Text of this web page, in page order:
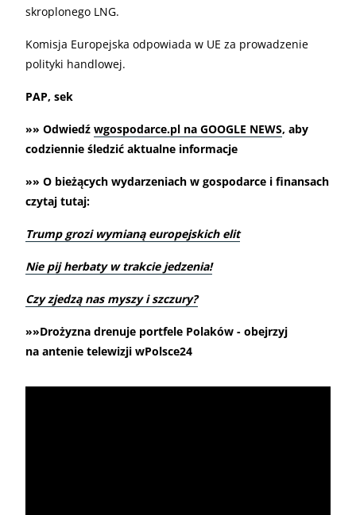
skroplonego LNG.
Komisja Europejska odpowiada w UE za prowadzenie
polityki handlowej.
PAP, sek
»» Odwiedź wgospodarce.pl na GOOGLE NEWS, aby
codziennie śledzić aktualne informacje
»» O bieżących wydarzeniach w gospodarce i finansach
czytaj tutaj:
Trump grozi wymianą europejskich elit
Nie pij herbaty w trakcie jedzenia!
Czy zjedzą nas myszy i szczury?
»»Drożyzna drenuje portfele Polaków - obejrzyj
na antenie telewizji wPolsce24